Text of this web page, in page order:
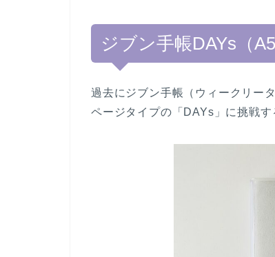
ジブン手帳DAYs（
過去にジブン手帳（ウィークリー
ページタイプの「DAYs」に挑戦す